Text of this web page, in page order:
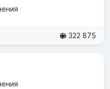
322 875